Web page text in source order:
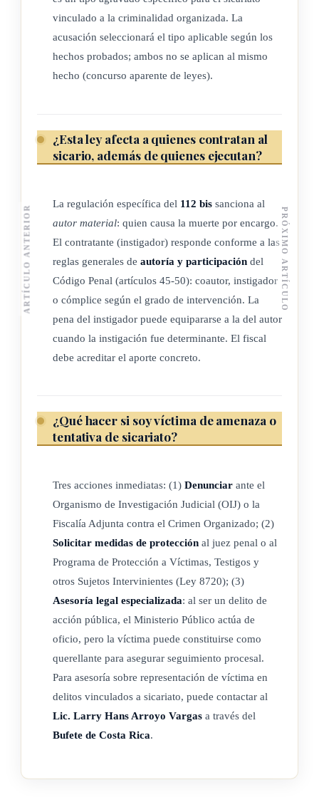
vinculado a la criminalidad organizada. La
acusación seleccionará el tipo aplicable según los
hechos probados; ambos no se aplican al mismo
hecho (concurso aparente de leyes).
¿Esta ley afecta a quienes contratan al
sicario, además de quienes ejecutan?
La regulación específica del 112 bis sanciona al
autor material: quien causa la muerte por encargo.
El contratante (instigador) responde conforme a las
reglas generales de autoría y participación del
Código Penal (artículos 45-50): coautor, instigador
o cómplice según el grado de intervención. La
pena del instigador puede equipararse a la del autor
cuando la instigación fue determinante. El fiscal
debe acreditar el aporte concreto.
¿Qué hacer si soy víctima de amenaza o
tentativa de sicariato?
Tres acciones inmediatas: (1) Denunciar ante el
Organismo de Investigación Judicial (OIJ) o la
Fiscalía Adjunta contra el Crimen Organizado; (2)
Solicitar medidas de protección al juez penal o al
Programa de Protección a Víctimas, Testigos y
otros Sujetos Intervinientes (Ley 8720); (3)
Asesoría legal especializada: al ser un delito de
acción pública, el Ministerio Público actúa de
oficio, pero la víctima puede constituirse como
querellante para asegurar seguimiento procesal.
Para asesoría sobre representación de víctima en
delitos vinculados a sicariato, puede contactar al
Lic. Larry Hans Arroyo Vargas a través del
Bufete de Costa Rica.
ARTÍCULO ANTERIOR PRÓXIMO ARTÍCULO